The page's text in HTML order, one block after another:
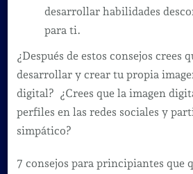
desarrollar habilidades
para ti.
¿Después de estos consejos crees
desarrollar y crear tu propia
digital? ¿Crees que la imagen
perfiles en las redes sociales y
simpático?
7 consejos para principiantes que